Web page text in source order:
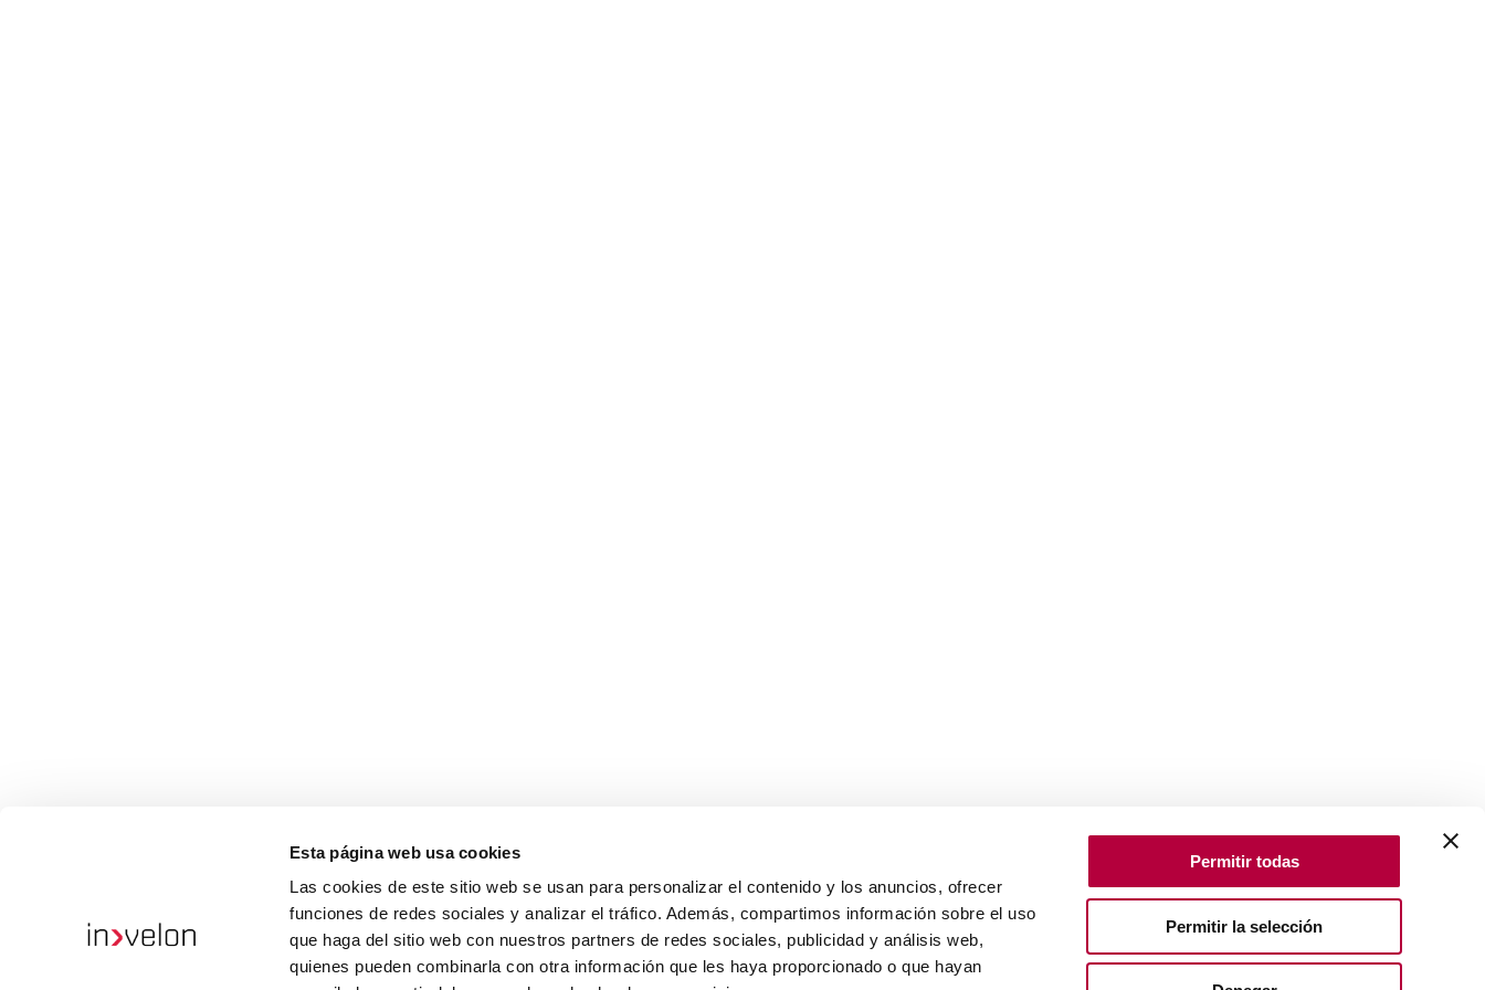
Esta página web usa cookies
Las cookies de este sitio web se usan para personalizar el contenido y los anuncios, ofrecer
funciones de redes sociales y analizar el tráfico. Además, compartimos información sobre el uso
que haga del sitio web con nuestros partners de redes sociales, publicidad y análisis web,
quienes pueden combinarla con otra información que les haya proporcionado o que hayan
Permitir todas
Permitir la selección